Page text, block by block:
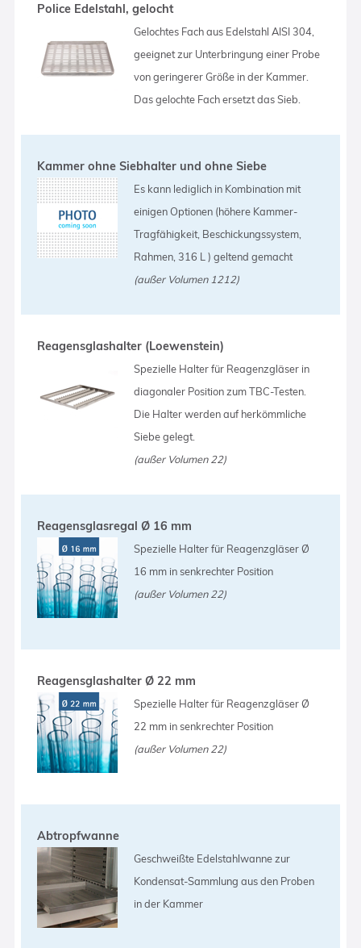
Police Edelstahl, gelocht
Gelochtes Fach aus Edelstahl AISI 304,
geeignet zur Unterbringung einer Probe
von geringerer Größe in der Kammer.
Das gelochte Fach ersetzt das Sieb.
Kammer ohne Siebhalter und ohne Siebe
Es kann lediglich in Kombination mit
einigen Optionen (höhere Kammer-
Tragfähigkeit, Beschickungssystem,
Rahmen, 316 L ) geltend gemacht
(außer Volumen 1212)
Reagensglashalter (Loewenstein)
Spezielle Halter für Reagenzgläser in
diagonaler Position zum TBC-Testen.
Die Halter werden auf herkömmliche
Siebe gelegt.
(außer Volumen 22)
Reagensglasregal Ø 16 mm
Spezielle Halter für Reagenzgläser Ø
16 mm in senkrechter Position
(außer Volumen 22)
Reagensglashalter Ø 22 mm
Spezielle Halter für Reagenzgläser Ø
22 mm in senkrechter Position
(außer Volumen 22)
Abtropfwanne
Geschweißte Edelstahlwanne zur
Kondensat-Sammlung aus den Proben
in der Kammer